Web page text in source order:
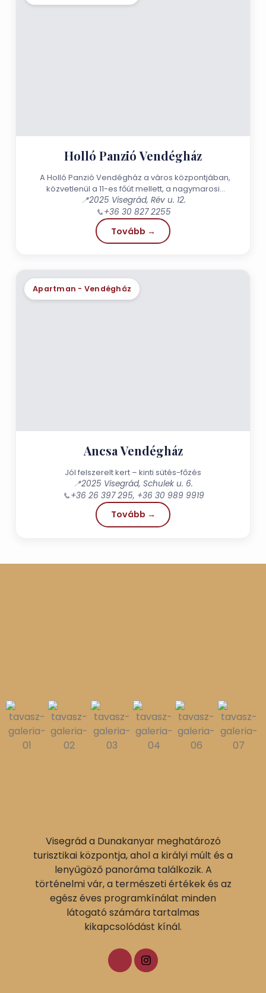
Holló Panzió Vendégház
A Holló Panzió Vendégház a város központjában,
közvetlenül a 11-es főút mellett, a nagymarosi
révkikötővel szemben található,...
📍2025 Visegrád, Rév u. 12.
📞+36 30 827 2255
Tovább →
Apartman - Vendégház
Ancsa Vendégház
Jól felszerelt kert – kinti sütés-főzés
📍2025 Visegrád, Schulek u. 6.
📞+36 26 397 295, +36 30 989 9919
Tovább →
Visegrád a Dunakanyar meghatározó
turisztikai központja, ahol a királyi múlt és a
lenyűgöző panoráma találkozik. A
történelmi vár, a természeti értékek és az
egész éves programkínálat minden
látogató számára tartalmas
kikapcsolódást kínál.